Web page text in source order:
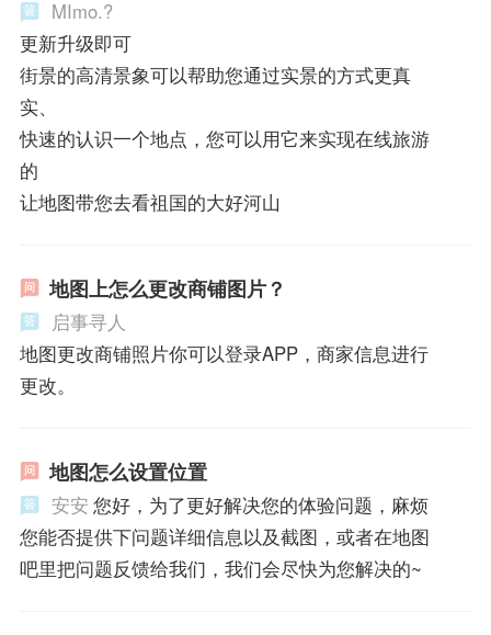
MImo.?
更新升级即可
街景的高清景象可以帮助您通过实景的方式更真
实、
快速的认识一个地点，您可以用它来实现在线旅游
的
让地图带您去看祖国的大好河山
地图上怎么更改商铺图片？
启事寻人
地图更改商铺照片你可以登录APP，商家信息进行
更改。
地图怎么设置位置
安安 您好，为了更好解决您的体验问题，麻烦
您能否提供下问题详细信息以及截图，或者在地图
吧里把问题反馈给我们，我们会尽快为您解决的~